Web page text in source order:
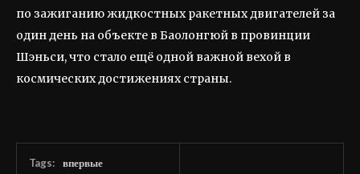
по зажиганию жидкостных ракетных двигателей за
один день на объекте в Баолонгюй в провинции
Шэньси, что стало ещё одной важной вехой в
космических достижениях страны.
Tags:
впервые